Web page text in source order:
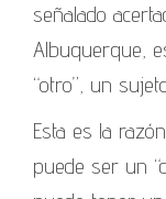
señalado
Albuquerque,
“otro”, un
Esta es la
puede ser un